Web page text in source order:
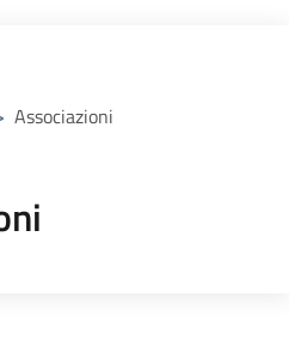
Associazioni